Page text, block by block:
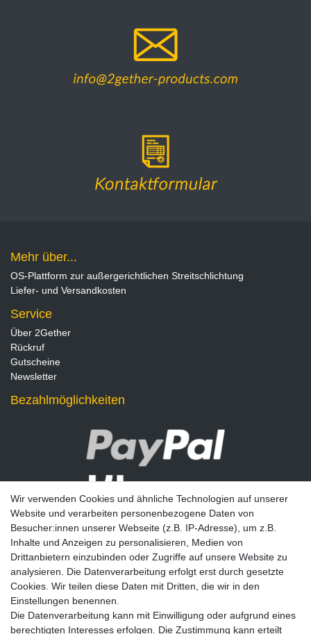
Mehr über...
OS-Plattform zur außergerichtlichen Streitschlichtung
Liefer- und Versandkosten
Service
Über 2Gether
Rückruf
Gutscheine
Newsletter
Bezahlmöglichkeiten
Newsletter
E-MAIL **
Wir verwenden Cookies und ähnliche Technologien auf unserer
Website und verarbeiten personenbezogene Daten von
Besucher:innen unserer Webseite (z.B. IP-Adresse), um z.B.
Inhalte und Anzeigen zu personalisieren, Medien von
Drittanbietern einzubinden oder Zugriffe auf unsere Website zu
analysieren. Die Datenverarbeitung erfolgt erst durch gesetzte
Cookies. Wir teilen diese Daten mit Dritten, die wir in den
Einstellungen benennen.
Die Datenverarbeitung kann mit Einwilligung oder aufgrund eines
berechtigten Interesses erfolgen. Die Zustimmung kann erteilt